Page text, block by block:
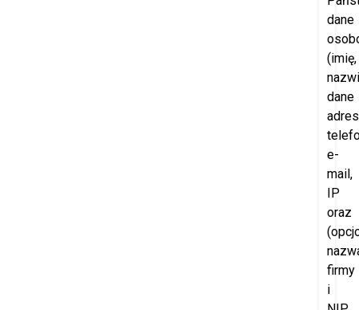
dane
(imię,
dane
e-
mail,
IP
oraz
firmy
i